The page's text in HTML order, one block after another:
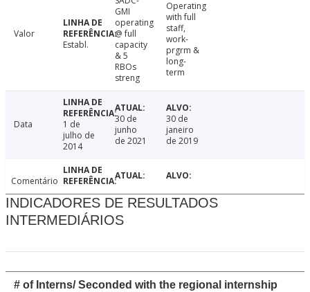
Valor
Establ.
GMI
operating
@ full
capacity
& 5
RBOs
streng
Operating
with full
staff,
work-
prgrm &
long-
term
Data
1 de
julho de
2014
30 de
junho
de 2021
30 de
janeiro
de 2019
Comentário
INDICADORES DE RESULTADOS
INTERMEDIÁRIOS
# of Interns/ Seconded with the regional internship